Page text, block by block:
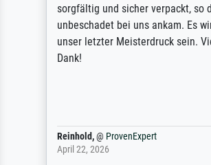
sorgfältig und sicher verpackt, so
unbeschadet bei uns ankam. Es
unser letzter Meisterdruck sein.
Dank!
Reinhold,@ ProvenExpert
April 22, 2026